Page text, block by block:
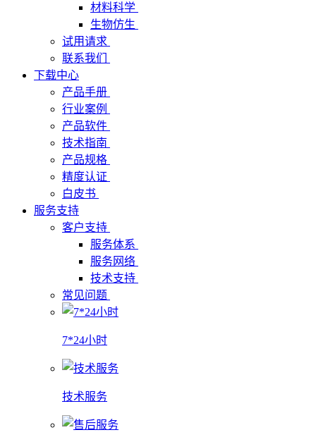
材料科学
生物仿生
试用请求
联系我们
下载中心
产品手册
行业案例
产品软件
技术指南
产品规格
精度认证
白皮书
服务支持
客户支持
服务体系
服务网络
技术支持
常见问题
7*24小时
技术服务